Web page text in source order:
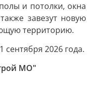
и потолки, окна
завезут новую
территорию.
2026 года.
МО"